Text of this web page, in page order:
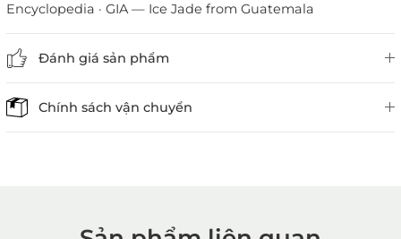
Encyclopedia · GIA — Ice Jade from Guatemala
Đánh giá sản phẩm
Chính sách vận chuyển